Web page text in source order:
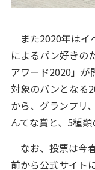
また2020年はイ
によるパン好きの
アワード2020」が
対象のパンとなる
から、グランプリ
んてな賞と、5種類
なお、投票は今
前から公式サイト